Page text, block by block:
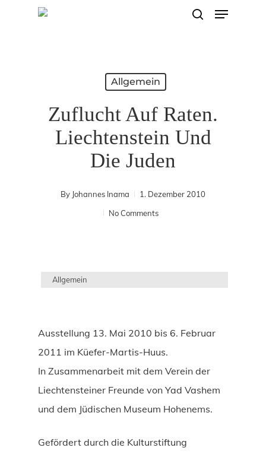
Menu
Allgemein
Zuflucht Auf Raten.
Liechtenstein Und
Die Juden
By Johannes Inama
1. Dezember 2010
No Comments
Allgemein
Ausstellung 13. Mai 2010 bis 6. Februar
2011 im Küefer-Martis-Huus.
In Zusammenarbeit mit dem Verein der
Liechtensteiner Freunde von Yad Vashem
und dem Jüdischen Museum Hohenems.
Gefördert durch die Kulturstiftung